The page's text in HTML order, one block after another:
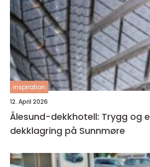
inspiration
12. April 2026
Ålesund-dekkhotell: Trygg og
dekklagring på Sunnmøre